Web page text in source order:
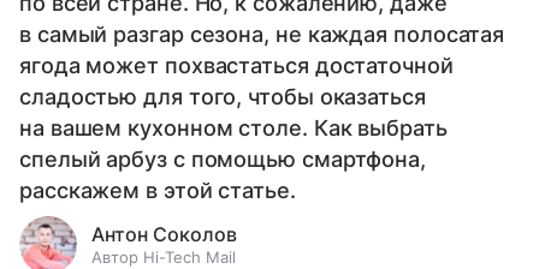
в самый разгар сезона, не каждая полосатая
ягода может похвастаться достаточной
сладостью для того, чтобы оказаться
на вашем кухонном столе. Как выбрать
спелый арбуз с помощью смартфона,
расскажем в этой статье.
Антон Соколов
Автор Hi-Tech Mail